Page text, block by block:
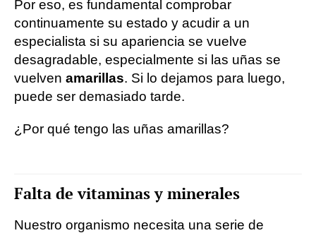
Por eso, es fundamental comprobar
continuamente su estado y acudir a un
especialista si su apariencia se vuelve
desagradable, especialmente si las uñas se
vuelven amarillas. Si lo dejamos para luego,
puede ser demasiado tarde.
¿Por qué tengo las uñas amarillas?
Falta de vitaminas y minerales
Nuestro organismo necesita una serie de